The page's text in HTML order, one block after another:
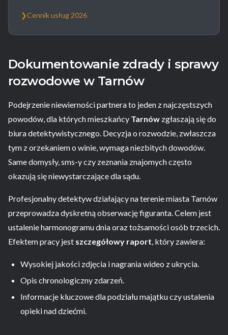
❯Cennik usług 2026
Dokumentowanie zdrady i sprawy
rozwodowe w Tarnów
Podejrzenie niewierności partnera to jeden z najczęstszych
powodów, dla których mieszkańcy Tarnów zgłaszają się do
biura detektywistycznego. Decyzja o rozwodzie, zwłaszcza
tym z orzekaniem o winie, wymaga niezbitych dowodów.
Same domysły, sms-y czy zeznania znajomych często
okazują się niewystarczające dla sądu.
Profesjonalny detektyw działający na terenie miasta Tarnów
przeprowadza dyskretną obserwację figuranta. Celem jest
ustalenie harmonogramu dnia oraz tożsamości osób trzecich.
Efektem pracy jest szczegółowy raport, który zawiera:
Wysokiej jakości zdjęcia i nagrania wideo z ukrycia.
Opis chronologiczny zdarzeń.
Informacje kluczowe dla podziału majątku czy ustalenia
opieki nad dziećmi.